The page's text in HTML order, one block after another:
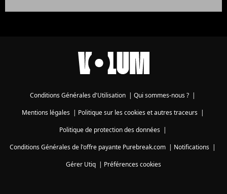
Conditions Générales d'Utilisation Qui sommes-nous ?
Mentions légales| Politique sur les cookies et autres traceurs|
Politique de protection des données|
Conditions Générales de l'offre payante Purebreak.com
Notifications
Gérer Utiq
Préférences cookies